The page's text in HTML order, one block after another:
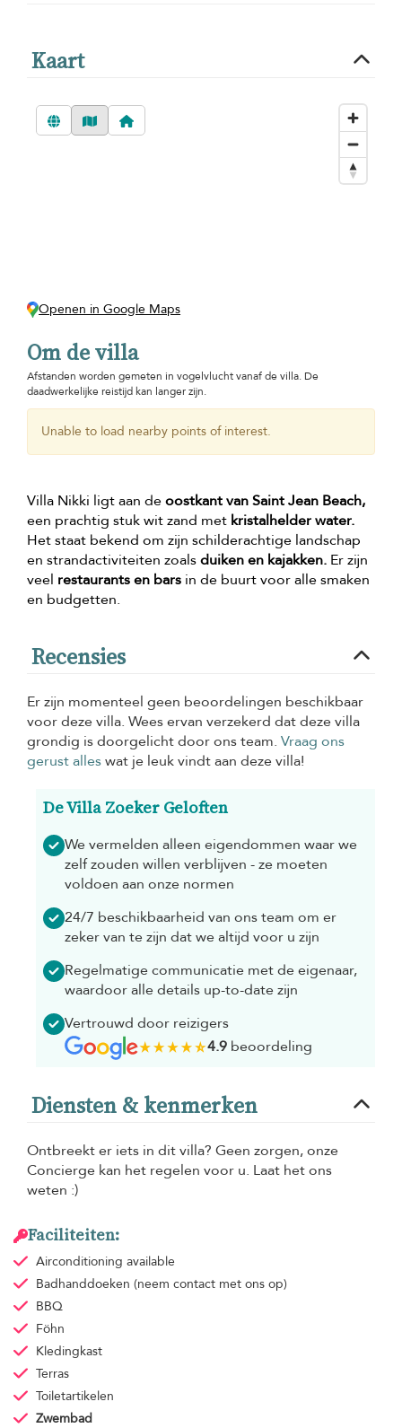
Kaart
Openen in Google Maps
Om de villa
Afstanden worden gemeten in vogelvlucht vanaf de villa. De
daadwerkelijke reistijd kan langer zijn.
Unable to load nearby points of interest.
Villa Nikki ligt aan deoostkant van Saint Jean Beach,
een prachtig stuk wit zand met kristalhelder water.
Het staat bekend om zijn schilderachtige landschap
en strandactiviteiten zoalsduiken en kajakken. Er zijn
veel restaurants en bars in de buurt voor alle smaken
en budgetten.
Recensies
Er zijn momenteel geen beoordelingen beschikbaar
voor deze villa. Wees ervan verzekerd dat deze villa
grondig is doorgelicht door ons team. Vraag ons
gerust alleswat je leuk vindt aan deze villa!
De Villa Zoeker Geloften
We vermelden alleen eigendommen waar we
zelf zouden willen verblijven - ze moeten
voldoen aan onze normen
24/7 beschikbaarheid van ons team om er
zeker van te zijn dat we altijd voor u zijn
Regelmatige communicatie met de eigenaar,
waardoor alle details up-to-date zijn
Vertrouwd door reizigers
4.9beoordeling
Diensten & kenmerken
Ontbreekt er iets in dit villa? Geen zorgen, onze
Concierge kan het regelen voor u. Laat het ons
weten :)
Faciliteiten:
Airconditioning available
Badhanddoeken (neem contact met ons op)
BBQ
Föhn
Kledingkast
Terras
Toiletartikelen
Zwembad